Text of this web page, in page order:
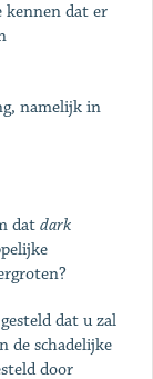
kennen dat er
namelijk in
dat dark
dat u zal
de schadelijke
door